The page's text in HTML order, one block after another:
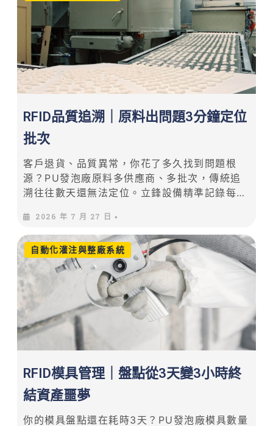
RFID品質追溯｜原料出問題3分鐘定位
批次
客戶退貨、品質異常，你花了多久找到問題根
源？PU發泡廠原料多供應商、多批次，傳統追
溯往往數天還無法定位。立鋒設備精準記錄每模
成從客訴到問題定位的全流程。
2026 年 7 月 27 日 •
RFID模具管理｜盤點從3天變3小時終
結資產噩夢
你的模具盤點還在耗時3天？PU發泡廠模具數量
自動化灌注與整廠系統